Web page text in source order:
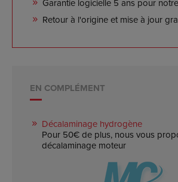
Garantie logicielle 5 ans pour
Retour à l'origine et mise à jour
EN COMPLÉMENT
Décalaminage hydrogène
Pour 50€ de plus, nous vous
décalaminage moteur